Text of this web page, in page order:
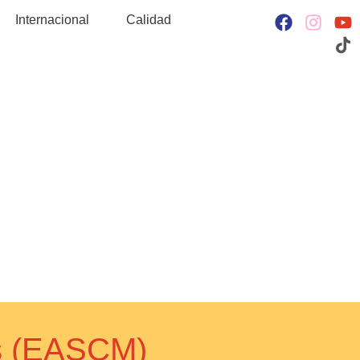
Internacional Calidad
(EASCM)